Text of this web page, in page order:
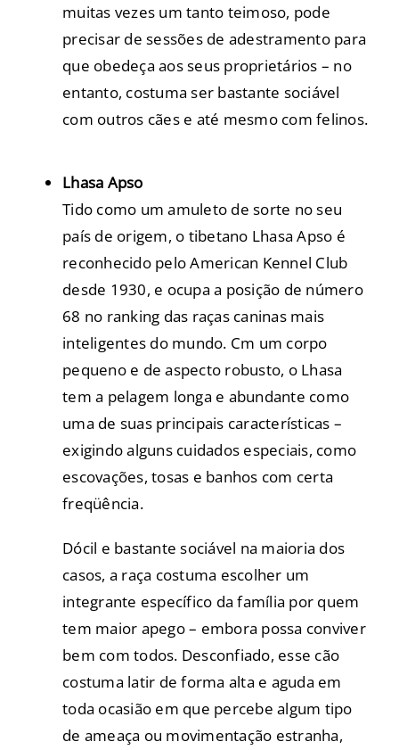
muitas vezes um tanto teimoso, pode
precisar de sessões de adestramento para
que obedeça aos seus proprietários – no
entanto, costuma ser bastante sociável
com outros cães e até mesmo com felinos.
Lhasa Apso
Tido como um amuleto de sorte no seu
país de origem, o tibetano Lhasa Apso é
reconhecido pelo American Kennel Club
desde 1930, e ocupa a posição de número
68 no ranking das raças caninas mais
inteligentes do mundo. Cm um corpo
pequeno e de aspecto robusto, o Lhasa
tem a pelagem longa e abundante como
uma de suas principais características –
exigindo alguns cuidados especiais, como
escovações, tosas e banhos com certa
freqüência.
Dócil e bastante sociável na maioria dos
casos, a raça costuma escolher um
integrante específico da família por quem
tem maior apego – embora possa conviver
bem com todos. Desconfiado, esse cão
costuma latir de forma alta e aguda em
toda ocasião em que percebe algum tipo
de ameaça ou movimentação estranha,